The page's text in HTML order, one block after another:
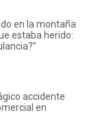
en la montaña
estaba herido:
accidente
en